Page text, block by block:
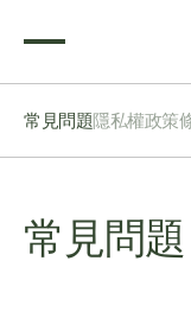
常見問題隱私權政策
常見問題